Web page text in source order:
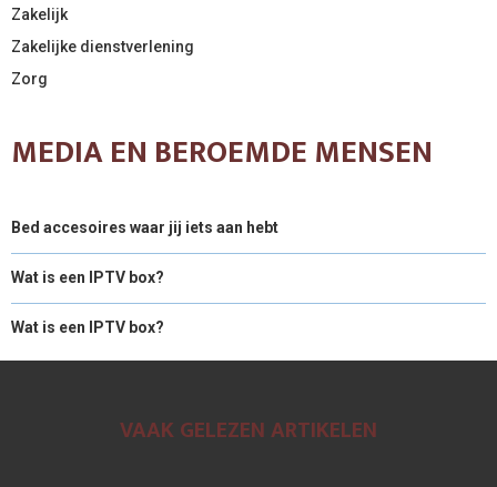
Zakelijk
Zakelijke dienstverlening
Zorg
MEDIA EN BEROEMDE MENSEN
Bed accesoires waar jij iets aan hebt
Wat is een IPTV box?
Wat is een IPTV box?
VAAK GELEZEN ARTIKELEN